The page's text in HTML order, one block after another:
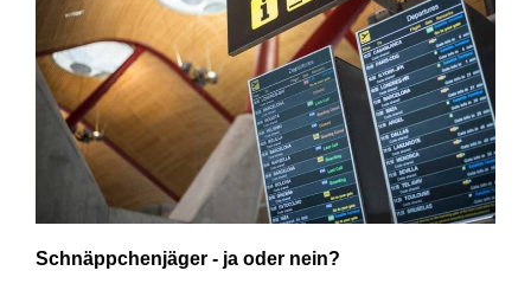
Schnäppchenjäger - ja oder nein?